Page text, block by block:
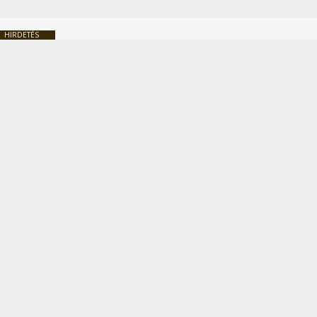
HIRDETÉS